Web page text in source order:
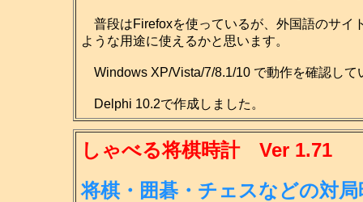
普段はFirefoxを使っているが、外国語のサイ
ような用途に使えるかと思います。
Windows XP/Vista/7/8.1/10 で動作を確認して
Delphi 10.2で作成しました。
しゃべる将棋時計 Ver 1.71
将棋・囲碁・チェスなどの対